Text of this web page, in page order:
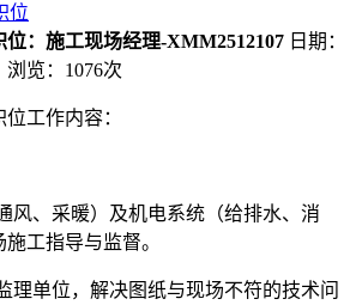
位
：施工现场经理-XMM2512107 日期：
览： 1076次
工作内容：
风、采暖）及机电系统（给排水、消
工指导与监督。
理单位，解决图纸与现场不符的技术问